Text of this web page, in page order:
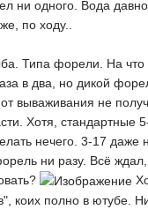
ни одного. Вода
по ходу..
Типа форели. На что
в два, но дикой
вываживания не
Хотя, стандартные
нечего. 3-17 даже
ни разу. Всё ждал,
коих полно в ютубе.